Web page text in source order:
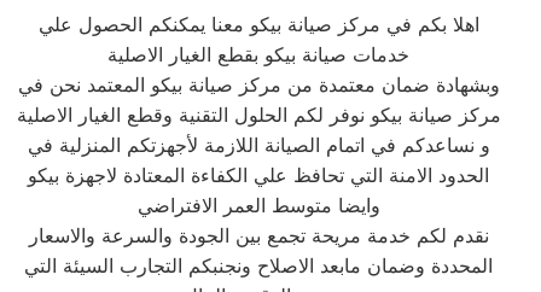
اهلا بكم في مركز صيانة بيكو معنا يمكنكم الحصول علي
خدمات صيانة بيكو بقطع الغيار الاصلية
وبشهادة ضمان معتمدة من مركز صيانة بيكو المعتمد نحن في
مركز صيانة بيكو نوفر لكم الحلول التقنية وقطع الغيار الاصلية
و نساعدكم في اتمام الصيانة اللازمة لأجهزتكم المنزلية في
الحدود الامنة التي تحافظ علي الكفاءة المعتادة لاجهزة بيكو
وايضا متوسط العمر الافتراضي
نقدم لكم خدمة مريحة تجمع بين الجودة والسرعة والاسعار
المحددة وضمان مابعد الاصلاح ونجنبكم التجارب السيئة التي